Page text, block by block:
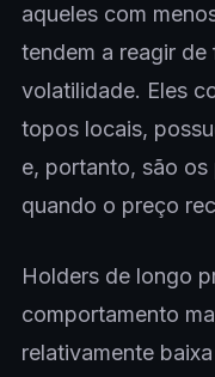
aqueles com
tendem a reagir de
volatilidade. Eles
topos locais,
e, portanto, são os
quando o preço
Holders de longo
comportamento
relativamente